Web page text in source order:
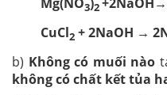
3 2
CuCl2 + 2NaOH →
b) Không có muối nào
không có chất kết tủa